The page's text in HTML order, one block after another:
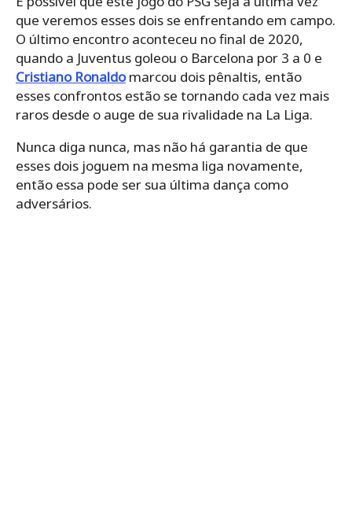
que veremos esses dois se enfrentando em campo.
O último encontro aconteceu no final de 2020,
quando a Juventus goleou o Barcelona por 3 a 0 e
Cristiano Ronaldomarcou dois pênaltis, então
esses confrontos estão se tornando cada vez mais
raros desde o auge de sua rivalidade na La Liga.
Nunca diga nunca, mas não há garantia de que
esses dois joguem na mesma liga novamente,
então essa pode ser sua última dança como
adversários.